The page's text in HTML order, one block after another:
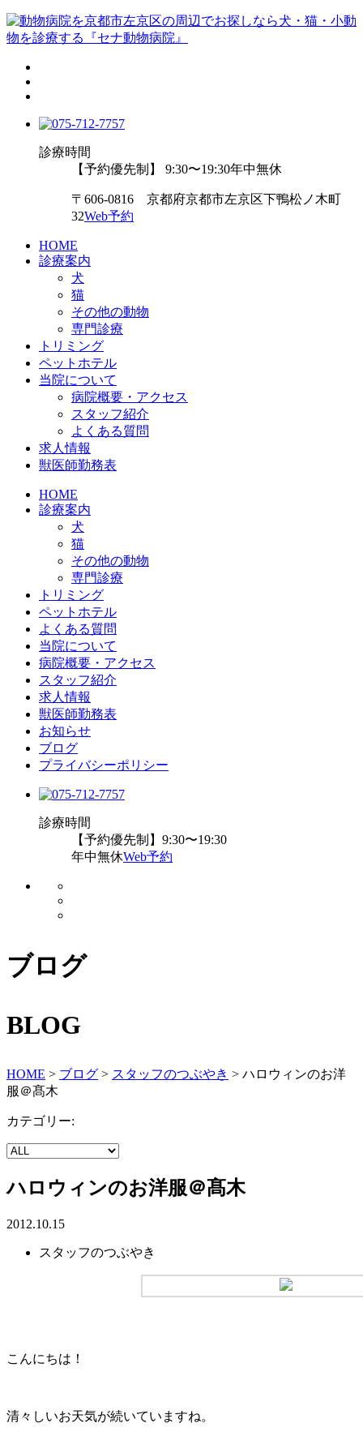
診療時間
【予約優先制】 9:30〜19:30年中無休
〒606-0816 京都府京都市左京区下鴨松ノ木町
32Web予約
HOME
診療案内
犬
猫
その他の動物
専門診療
トリミング
ペットホテル
当院について
病院概要・アクセス
スタッフ紹介
よくある質問
求人情報
獣医師勤務表
HOME
診療案内
犬
猫
その他の動物
専門診療
トリミング
ペットホテル
よくある質問
当院について
病院概要・アクセス
スタッフ紹介
求人情報
獣医師勤務表
お知らせ
ブログ
プライバシーポリシー
診療時間
【予約優先制】9:30〜19:30
年中無休Web予約
ブログ
BLOG
HOME > ブログ > スタッフのつぶやき > ハロウィンのお洋
服＠髙木
カテゴリー:
ハロウィンのお洋服＠髙木
2012.10.15
スタッフのつぶやき
こんにちは！
清々しいお天気が続いていますね。